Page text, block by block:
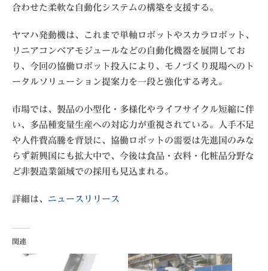
合わせた柔軟な自動化システムの構築を支援する。
ヤマハ発動機は、これまで単軸ロボットやスカラロボット、
リニアコンベアモジュールなどの自動化機器を展開してお
り、今回の協働ロボット投入により、モノづくり現場へのト
ータルソリューション提案力を一段と強化する考え。
市場では、製品の小型化・多様化やライフサイクル短縮に伴
い、多品種変量生産への対応力が重視されている。人手不足
や人件費高騰を背景に、協働ロボットの需要は先進国のみな
らず新興国にも拡大中で、今後は食品・衣料・化粧品分野な
ど非製造業領域での採用も見込まれる。
詳細は、 ニュースリリース
関連